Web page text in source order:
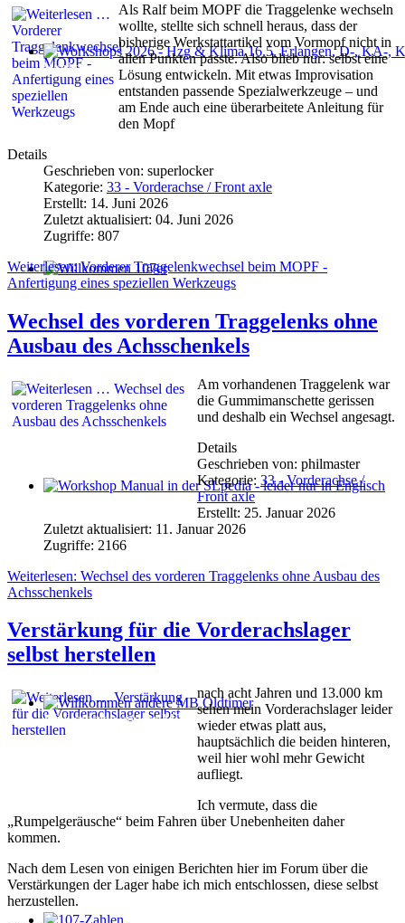
Workshops 2026 - Hzg & Klima 16.5. Erlangen, D-, KA-, KE-
Willkommen 107er
Workshop Manual in der SLpedia - leider nur in Englisch
Willkommen andere MB Oldtimer
Als Ralf beim MOPF die Traggelenke wechseln
wollte, stellte sich schnell heraus, dass der
bisherige Werkstattartikel vom Vormopf nicht in
allen Punkten passte. Also blieb nur: selbst eine
Lösung entwickeln. Mit etwas Improvisation
entstanden passende Spezialwerkzeuge – und
am Ende auch eine überarbeitete Anleitung für
den Mopf
Details
Geschrieben von: superlocker
Kategorie: 33 - Vorderachse / Front axle
Erstellt: 14. Juni 2026
Zuletzt aktualisiert: 04. Juni 2026
Zugriffe: 807
Weiterlesen: Vorderer Traggelenkwechsel beim MOPF -
Anfertigung eines speziellen Werkzeugs
Wechsel des vorderen Traggelenks ohne
Ausbau des Achsschenkels
Am vorhandenen Traggelenk war
die Gummimanschette gerissen
und deshalb ein Wechsel angesagt.
Details
Geschrieben von: philmaster
Kategorie: 33 - Vorderachse /
Front axle
Erstellt: 25. Januar 2026
Zuletzt aktualisiert: 11. Januar 2026
Zugriffe: 2166
Weiterlesen: Wechsel des vorderen Traggelenks ohne Ausbau des
Achsschenkels
Verstärkung für die Vorderachslager
selbst herstellen
nach acht Jahren und 13.000 km
sehen mein Vorderachslager leider
wieder etwas platt aus,
hauptsächlich die beiden hinteren,
weil hier wohl mehr Gewicht
aufliegt.
Ich vermute, dass die
„Rumpelgeräusche“ beim Fahren über Unebenheiten daher
kommen.
Nach dem Lesen von einigen Berichten hier im Forum über die
Verstärkungen der Lager habe ich mich entschlossen, diese selbst
herzustellen.